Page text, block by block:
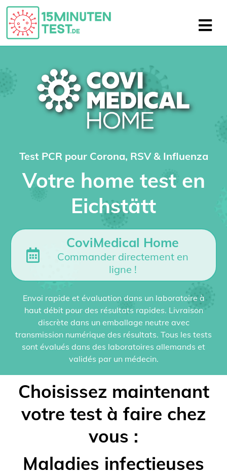
Test PCR pour Corona, RSV & Influenza
Votre home test en
Eichstätt
CoviMedical Home
Commander directement en
ligne !
Envoi rapide et évaluation dans un laboratoire à
haut débit pour des résultats rapides. Livraison
discrète dans un emballage neutre avec
transmission numérique des résultats. Tous les tests
sont évalués dans des laboratoires allemands et
validés par un médecin.
Choisissez maintenant
votre test à faire chez
vous :
Maladies infectieuses